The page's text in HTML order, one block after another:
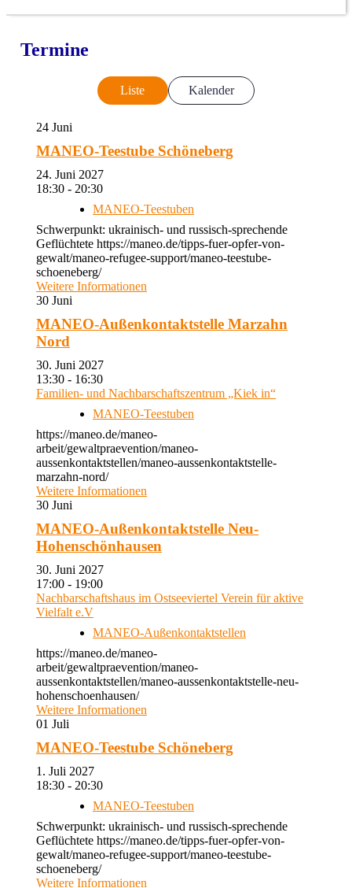
Termine
Liste Kalender
24 Juni
MANEO-Teestube Schöneberg
24. Juni 2027
18:30 - 20:30
MANEO-Teestuben
Schwerpunkt: ukrainisch- und russisch-sprechende
Geflüchtete https://maneo.de/tipps-fuer-opfer-von-
gewalt/maneo-refugee-support/maneo-teestube-
schoeneberg/
Weitere Informationen
30 Juni
MANEO-Außenkontaktstelle Marzahn
Nord
30. Juni 2027
13:30 - 16:30
Familien- und Nachbarschaftszentrum „Kiek in“
MANEO-Teestuben
https://maneo.de/maneo-
arbeit/gewaltpraevention/maneo-
aussenkontaktstellen/maneo-aussenkontaktstelle-
marzahn-nord/
Weitere Informationen
30 Juni
MANEO-Außenkontaktstelle Neu-
Hohenschönhausen
30. Juni 2027
17:00 - 19:00
Nachbarschaftshaus im Ostseeviertel Verein für aktive
Vielfalt e.V
MANEO-Außenkontaktstellen
https://maneo.de/maneo-
arbeit/gewaltpraevention/maneo-
aussenkontaktstellen/maneo-aussenkontaktstelle-neu-
hohenschoenhausen/
Weitere Informationen
01 Juli
MANEO-Teestube Schöneberg
1. Juli 2027
18:30 - 20:30
MANEO-Teestuben
Schwerpunkt: ukrainisch- und russisch-sprechende
Geflüchtete https://maneo.de/tipps-fuer-opfer-von-
gewalt/maneo-refugee-support/maneo-teestube-
schoeneberg/
Weitere Informationen